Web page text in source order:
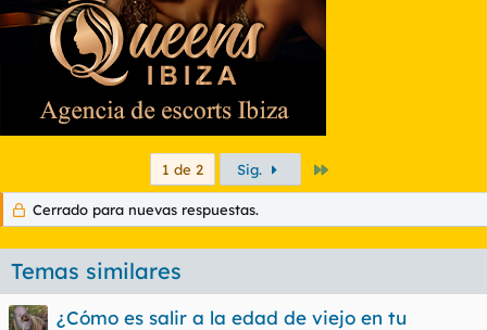
1 de 2 Sig.
Cerrado para nuevas respuestas.
Temas similares
¿Cómo es salir a la edad de viejo en tu